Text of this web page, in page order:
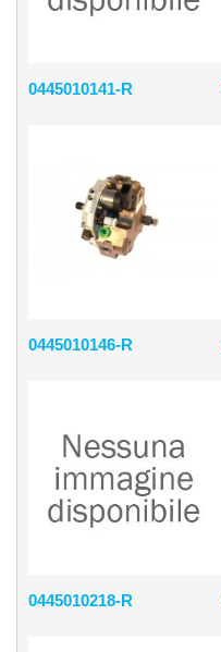
0445010141-R
0445010146-R
0445010218-R